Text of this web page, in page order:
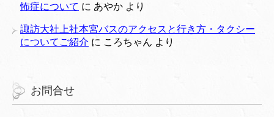
怖症について に あやか より
諏訪大社上社本宮バスのアクセスと行き方・タクシー
についてご紹介 に ころちゃん より
お問合せ